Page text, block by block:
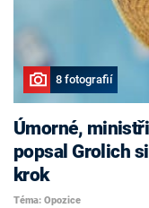
8 fotografií
Úmorné,
popsal Grolich
krok
Téma: Opozice